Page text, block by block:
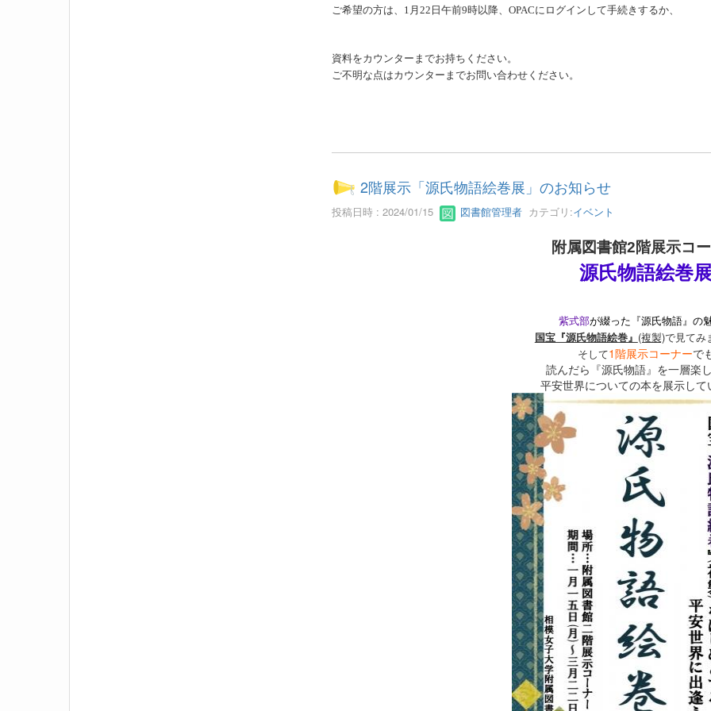
ご希望の方は、 1 月 22 日午前9時以降、 OPACにログインして手続きするか、
資料をカウンターまでお持ちください。
ご不明な点はカウンターまでお問い合わせください。
2階展示「源氏物語絵巻展」のお知らせ
投稿日時 : 2024/01/15 図書館管理者カテゴリ:イベント
附属図書館2階展示コ
源氏物語絵巻展
紫式部が綴った『源氏物語』の
国宝『源氏物語絵巻』 (複製)で見てみ
そして1階展示コーナーで
読んだら『源氏物語』を一層楽し
平安世界についての本を展示して